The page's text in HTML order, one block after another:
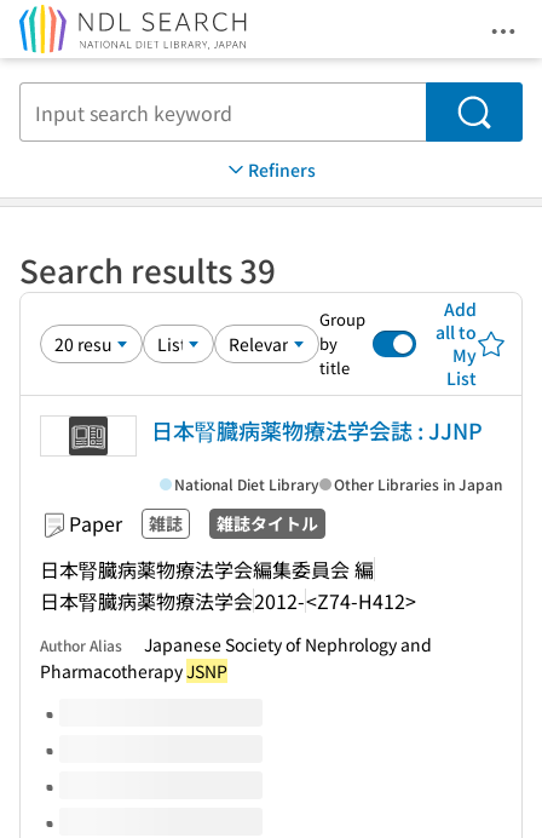
Search
Refiners
Search results 39
Group
by
title
Add
all to
My
List
日本腎臓病薬物療法学会誌 : JJNP
Paper 雑誌 雑誌タイトル
日本腎臓病薬物療法学会編集委員会 編
日本腎臓病薬物療法学会2012-<Z74-H412>
National Diet Library Other Libraries in Japan
Author Alias
Japanese Society of Nephrology and
PharmacotherapyJSNP
Volumes of this title